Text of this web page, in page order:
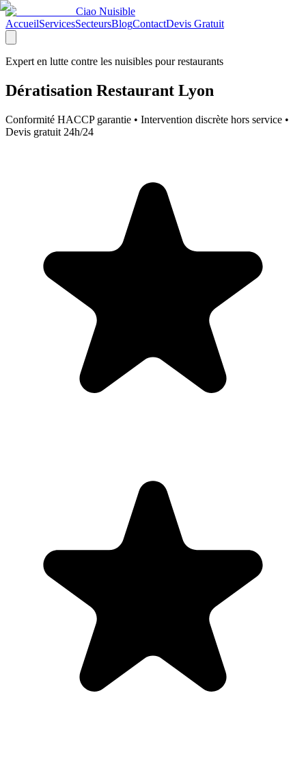
Ciao Nuisible
AccueilServicesSecteursBlogContactDevis Gratuit
Expert en lutte contre les nuisibles pour restaurants
Dératisation Restaurant Lyon
Conformité HACCP garantie • Intervention discrète hors service •
Devis gratuit 24h/24